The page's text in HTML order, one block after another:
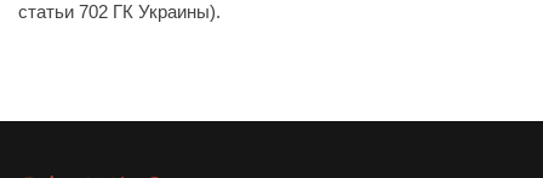
статьи 702 ГК Украины).